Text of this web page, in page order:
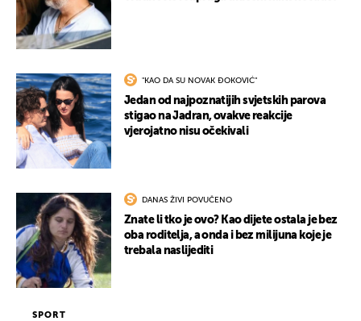
"KAO DA SU NOVAK ĐOKOVIĆ"
Jedan od najpoznatijih svjetskih parova
stigao na Jadran, ovakve reakcije
vjerojatno nisu očekivali
DANAS ŽIVI POVUČENO
Znate li tko je ovo? Kao dijete ostala je bez
oba roditelja, a onda i bez milijuna koje je
trebala naslijediti
SPORT